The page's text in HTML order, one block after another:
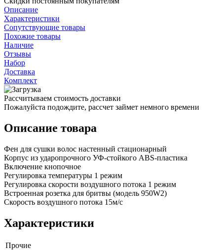
Описание
Характеристики
Сопутствующие товары
Похожие товары
Наличие
Отзывы
Набор
Доставка
Комплект
Рассчитываем стоимость доставки
Пожалуйста подождите, рассчет займет немного времени
Описание товара
Фен для сушки волос настенный стационарный
Корпус из ударопрочного УФ-стойкого ABS-пластика
Включение кнопочное
Регулировка температуры 1 режим
Регулировка скорости воздушного потока 1 режим
Встроенная розетка для бритвы (модель 950W2)
Скорость воздушного потока 15м/с
Характеристики
Прочие